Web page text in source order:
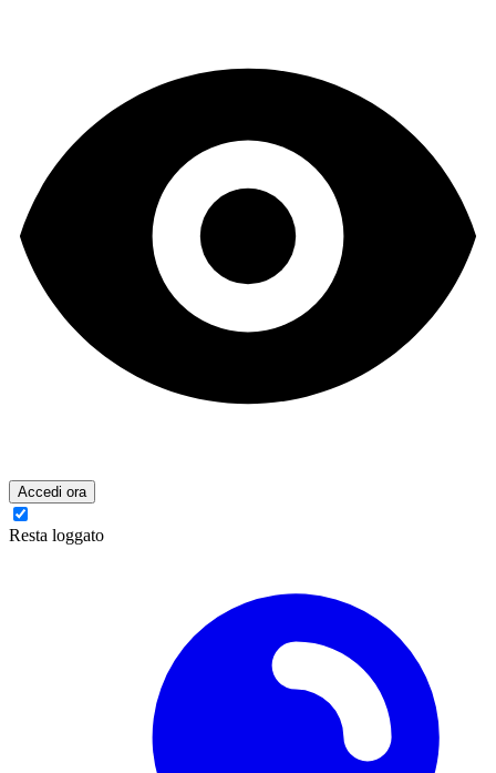
Accedi ora
Resta loggato